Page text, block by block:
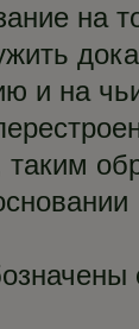
на
и на
таким